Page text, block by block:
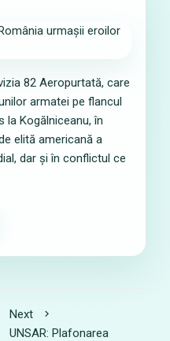
82 Aeropurtată, care
armatei pe flancul
la Kogălniceanu, în
elită americană a
dar și în conflictul ce
Next
UNSAR: Plafonarea